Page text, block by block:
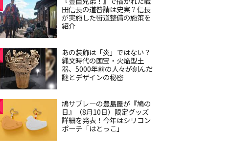
田信長の道普請は史実？信長
が実施した街道整備の施策を
紹介
あの装飾は「炎」ではない？
縄文時代の国宝・火焔型土
器、5000年前の人々が刻んだ
謎とデザインの秘密
鳩サブレーの豊島屋が『鳩の
日』（8月10日）限定グッズ
詳細を発表！今年はシリコン
ポーチ「はとっこ」